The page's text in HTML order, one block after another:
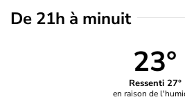
De 21h à minuit
23°
Ressenti 27°
en raison de